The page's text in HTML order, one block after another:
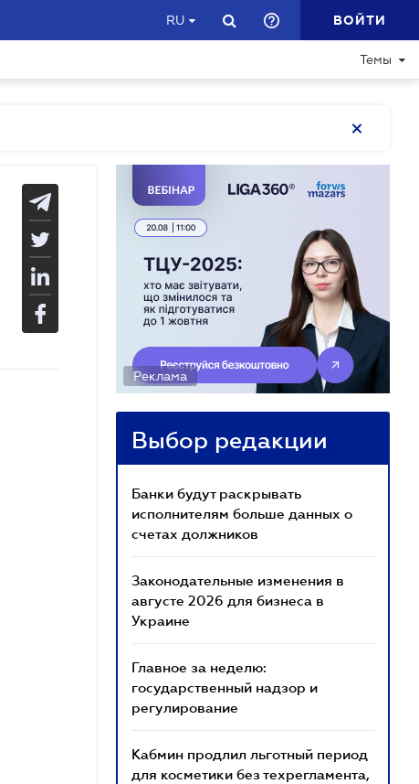
RU ВОЙТИ
Темы
Реклама
Выбор редакции
Банки будут раскрывать
исполнителям больше данных о
счетах должников
Законодательные изменения в
августе 2026 для бизнеса в
Украине
Главное за неделю:
государственный надзор и
регулирование
Кабмин продлил льготный период
для косметики без техрегламента,